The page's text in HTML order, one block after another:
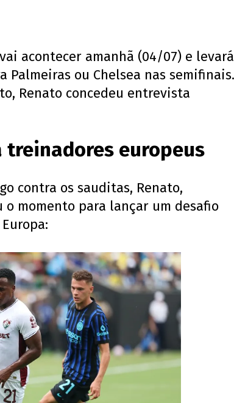
acontecer amanhã (04/07) e levará
Palmeiras ou Chelsea nas semifinais.
Renato concedeu entrevista
treinadores europeus
contra os sauditas, Renato,
o momento para lançar um desafio